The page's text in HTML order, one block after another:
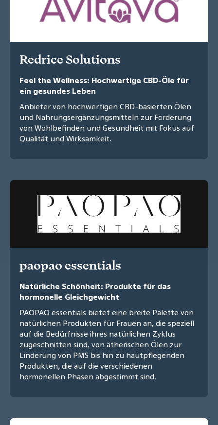
Redrice Solutions
Feel the Wellness: Hochwertige CBD-Öle für
ein gesundes Leben
Anbieter von hochwertigen CBD-basierten Ölen
und Nahrungsergänzungsmitteln zur Förderung
von Wohlbefinden und Gesundheit mit Fokus auf
Qualität und Wirksamkeit.
paopao essentials
Natürliche Schönheit: Produkte für das
hormonelle Gleichgewicht
PAOPAO essentials bietet eine breite Palette von
natürlichen Produkten für Frauen an, die speziell
auf die Bedürfnisse ihres natürlichen Zyklus
zugeschnitten sind, von ätherischen Ölen zur
Linderung von PMS bis hin zu hautpflegenden
Produkten, die auf die verschiedenen
hormonellen Phasen abgestimmt sind.